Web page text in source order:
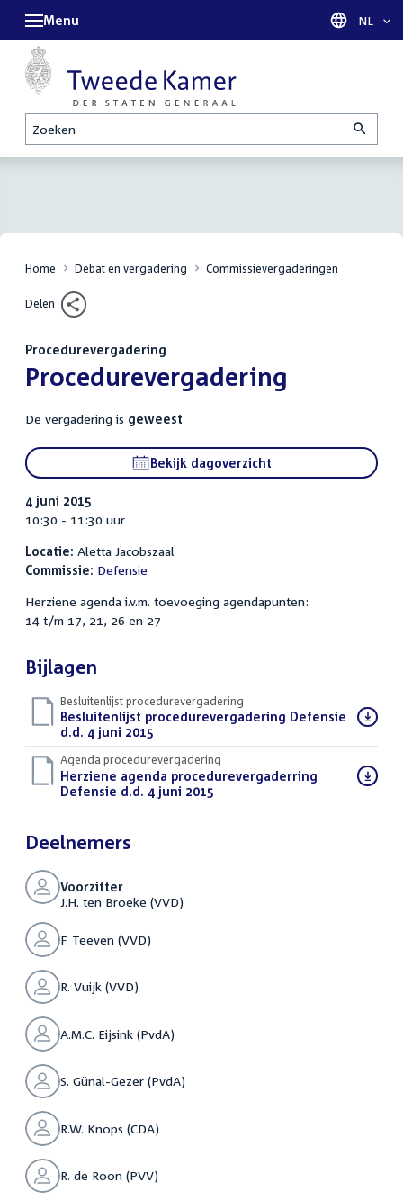
Zoeken
Menu Taal
NL
Home Debat en vergadering Commissievergaderingen
Delen
Procedurevergadering
:Procedurevergadering
De vergadering is geweest
Bekijk dagoverzicht
4 juni 2015
10:30 - 11:30 uur
Locatie: Aletta Jacobszaal
Commissie: Defensie
Herziene agenda i.v.m. toevoeging agendapunten:
14 t/m 17, 21, 26 en 27
Bijlagen
Besluitenlijst procedurevergadering
Download
bestand:
Besluitenlijst procedurevergadering Defensie
d.d. 4 juni 2015
Agenda procedurevergadering
Download
bestand:
Herziene agenda procedurevergaderring
Defensie d.d. 4 juni 2015
Deelnemers
Voorzitter
J.H. ten Broeke (VVD)
F. Teeven (VVD)
R. Vuijk (VVD)
A.M.C. Eijsink (PvdA)
S. Günal-Gezer (PvdA)
R.W. Knops (CDA)
R. de Roon (PVV)